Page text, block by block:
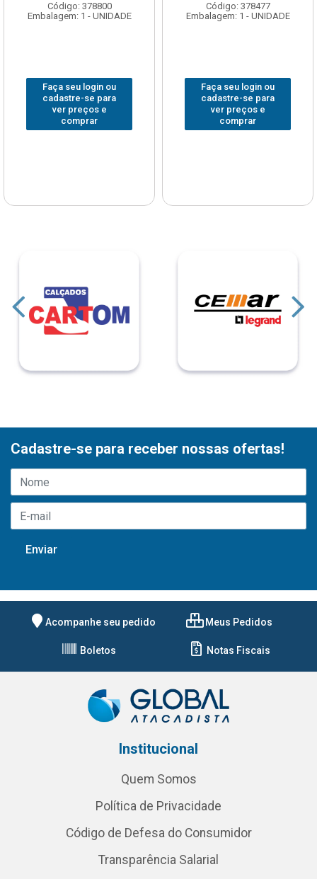
Código: 378800
Embalagem: 1 - UNIDADE
Faça seu login ou
cadastre-se para
ver preços e
comprar
Código: 378477
Embalagem: 1 - UNIDADE
Faça seu login ou
cadastre-se para
ver preços e
comprar
Cadastre-se para receber nossas ofertas!
Acompanhe seu pedido Meus Pedidos
Boletos Notas Fiscais
Institucional
Quem Somos
Política de Privacidade
Código de Defesa do Consumidor
Transparência Salarial